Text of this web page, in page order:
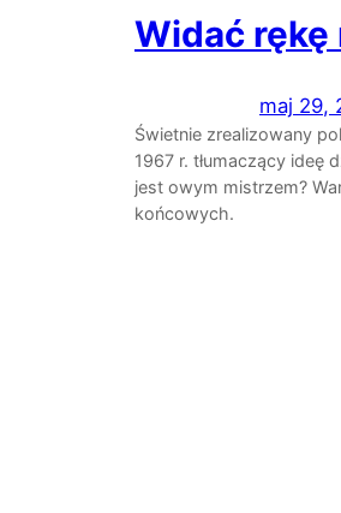
Widać
maj 29,
Świetnie zrealizowany
1967 r. tłumaczący ideę
jest owym mistrzem?
końcowych.